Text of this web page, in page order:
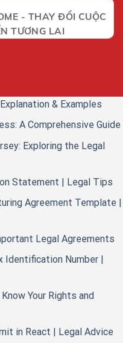
- THAY ĐỔI CUỘC
TƯƠNG LAI
& Examples
A Comprehensive Guide
Exploring the Legal
Statement | Legal Tips
Agreement Template |
Legal Agreements
Number |
Your Rights and
in React | Legal Advice